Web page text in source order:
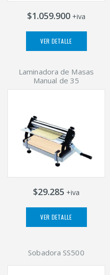
$1.059.900 +iva
VER DETALLE
Laminadora de Masas
Manual de 35
$29.285 +iva
VER DETALLE
Sobadora SS500